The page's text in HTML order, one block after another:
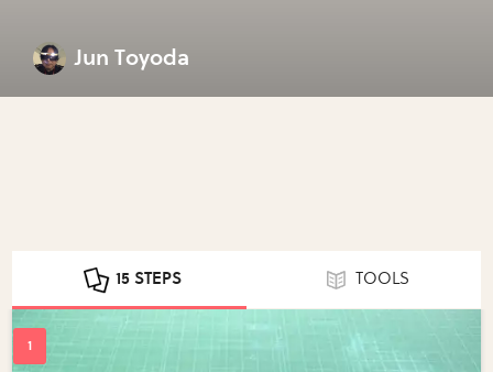
Jun Toyoda
15 STEPS TOOLS